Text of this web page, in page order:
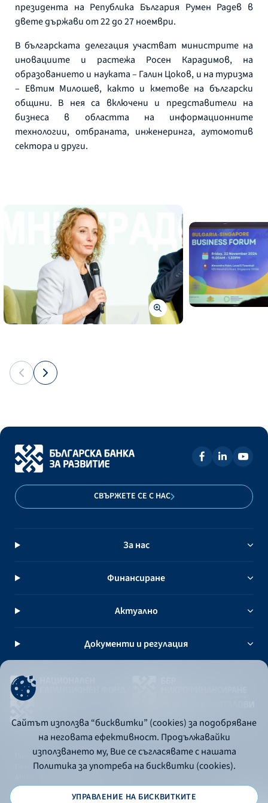
президента на Република България Румен Радев в
двете държави от 22 до 27 ноември.
В българската делегация участват министрите на
иновациите и растежа Росен Карадимов, на
образованието и науката – Галин Цоков, и на туризма
– Евтим Милошев, както и кметове на български
общини. В нея са включени и представители на
бизнеса в областта на информационните
технологии, отбраната, инженеринга, аутомотив
сектора и други.
СВЪРЖЕТЕ СЕ С НАС
За нас
Финансиране
Актуално
Документи и регулация
Политика за употреба на бисквитки
Политика за поверителност
Сайтът използва “бисквитки” (cookies) за подобряване
на неговата ефективност. Продължавайки
използването му, Вие се съгласявате с нашата
Политика за употреба на бисквитки (cookies).
УПРАВЛЕНИЕ НА БИСКВИТКИТЕ